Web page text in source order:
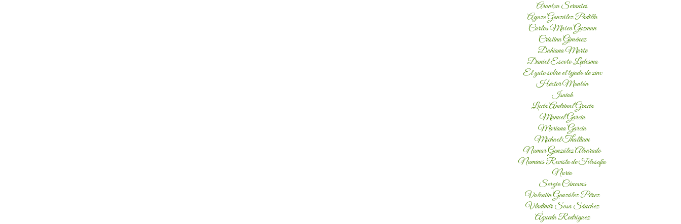
Arantxa Serantes
Ayoze González Padilla
Carlos Mateo Guzman
Cristina Giménez
Dahiana Marte
Daniel Escoto Ledesma
El gato sobre el tejado de zinc
Héctor Montón
Isaiah
Lucía Andrinal Gracia
Manuel García
Mariana García
Michael Thallium
Numar González Alvarado
Numinis Revista de Filosofía
Nuria
Sergio Cánovas
Valentín González Pérez
Vladimir Sosa Sánchez
Águeda Rodríguez